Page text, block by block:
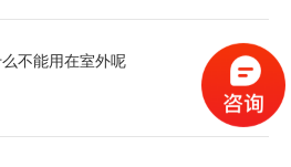
不能用在室外呢